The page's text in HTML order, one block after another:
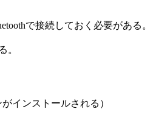
で接続しておく必要がある。
。
インストールされる）